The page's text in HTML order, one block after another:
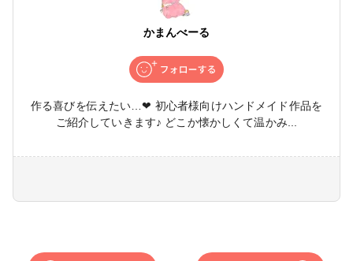
かまんべーる
作る喜びを伝えたい…❤ 初心者様向けハンドメイド作品を
ご紹介していきます♪ どこか懐かしくて温かみ...